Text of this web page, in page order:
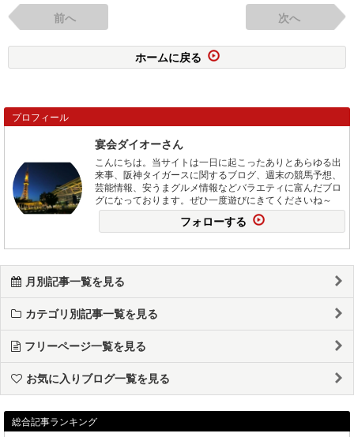
前へ 次へ
ホームに戻る
プロフィール
宴会ダイオーさん
こんにちは。当サイトは一日に起こったありとあらゆる出
来事、阪神タイガースに関するブログ、週末の競馬予想、
芸能情報、安うまグルメ情報などバラエティに富んだブロ
グになっております。ぜひ一度遊びにきてくださいね～
フォローする
月別記事一覧を見る
カテゴリ別記事一覧を見る
フリーページ一覧を見る
お気に入りブログ一覧を見る
総合記事ランキング